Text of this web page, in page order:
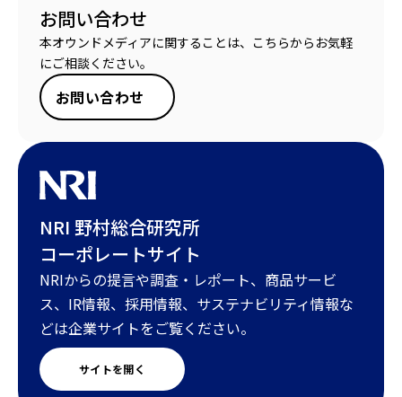
お問い合わせ
本オウンドメディアに関することは、こちらからお気軽
にご相談ください。
お問い合わせ
NRI 野村総合研究所
コーポレートサイト
NRIからの提言や調査・レポート、商品サービ
ス、IR情報、採用情報、サステナビリティ情報な
どは企業サイトをご覧ください。
サイトを開く